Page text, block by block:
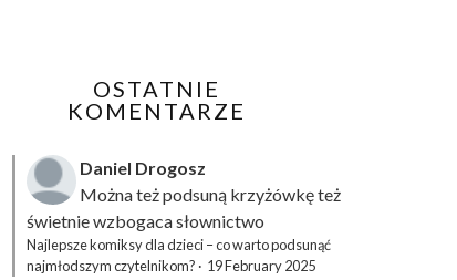
OSTATNIE
KOMENTARZE
Daniel Drogosz
Można też podsuną krzyżówkęteż
świetnie wzbogaca słownictwo
Najlepsze komiksy dla dzieci – co warto podsunąć
najmłodszym czytelnikom? · 19 February 2025